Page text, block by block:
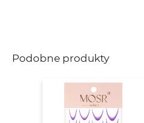
Podobne produkty